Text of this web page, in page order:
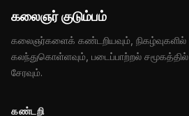
கலைஞர் குடும்பம்
கலைஞர்களைக் கண்டறியவும், நிகழ்வுகளில்
கலந்துகொள்ளவும், படைப்பாற்றல் சமூகத்தில்
சேரவும்.
கண்டறி